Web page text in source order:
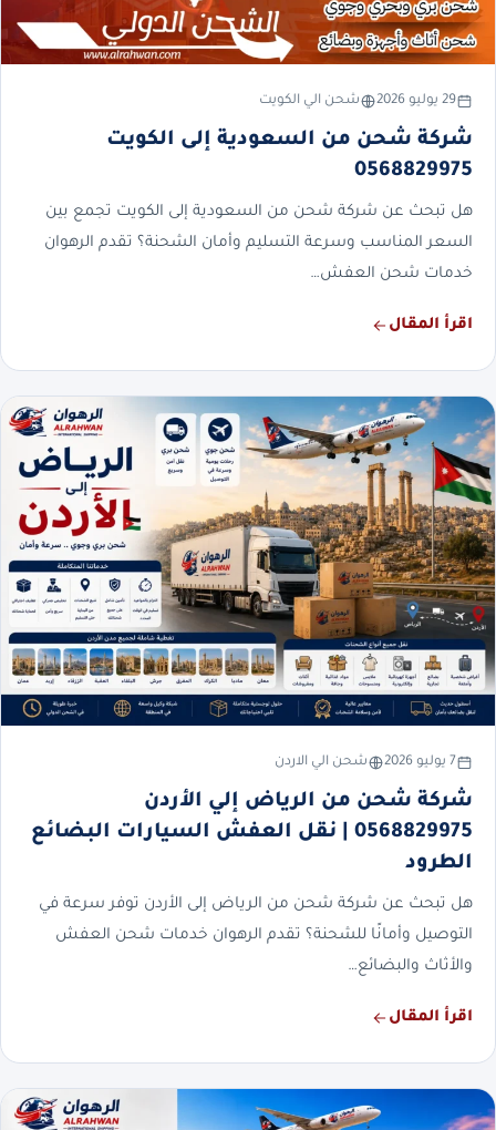
29 يوليو 2026 شحن الي الكويت
شركة شحن من السعودية إلى الكويت
0568829975
هل تبحث عن شركة شحن من السعودية إلى الكويت تجمع بين
السعر المناسب وسرعة التسليم وأمان الشحنة؟ تقدم الرهوان
خدمات شحن العفش…
اقرأ المقال
7 يوليو 2026 شحن الي الاردن
شركة شحن من الرياض إلي الأردن
0568829975 | نقل العفش السيارات البضائع
الطرود
هل تبحث عن شركة شحن من الرياض إلى الأردن توفر سرعة في
التوصيل وأمانًا للشحنة؟ تقدم الرهوان خدمات شحن العفش
والأثاث والبضائع…
اقرأ المقال